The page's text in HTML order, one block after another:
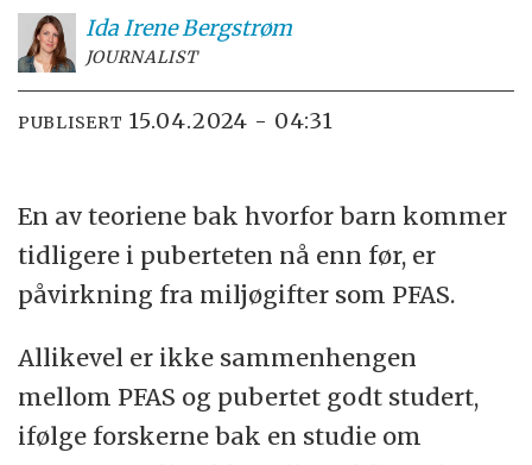
Ida IreneBergstrøm
JOURNALIST
PUBLISERT 15.04.2024 - 04:31
En av teoriene bak hvorfor barn kommer
tidligere i puberteten nå enn før, er
påvirkning fra miljøgifter som PFAS.
Allikevel er ikke sammenhengen
mellom PFAS og pubertet godt studert,
ifølge forskerne bak en studie om